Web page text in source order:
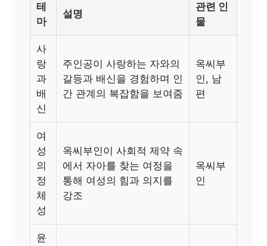
테
마
설명
관련 인
물
사
랑
과
배
신
주인공이 사랑하는 자와의
갈등과 배신을 경험하며 인
간 관계의 복잡함을 보여줌
옥씨부
인, 남
편
여
성
의
정
체
성
옥씨부인이 사회적 제약 속
에서 자아를 찾는 여정을
통해 여성의 힘과 의지를
강조
옥씨부
인
윤